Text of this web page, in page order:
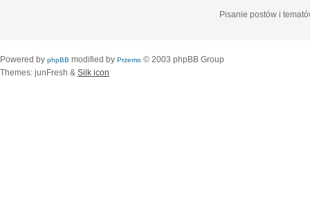
Pisanie postów i
Powered by phpBB modified by Przemo © 2003 phpBB Group
Themes: junFresh & Silk icon